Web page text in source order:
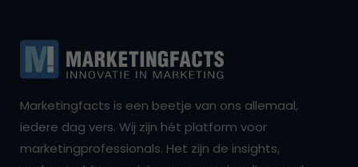
Marketingfacts is een beetje van ons allemaal,
iedere dag vers. Wij zijn hét platform voor
marketingprofessionals. Het zijn de insights,